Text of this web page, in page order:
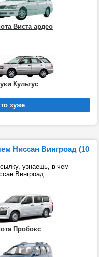
Виста ардео
Культус
Ниссан Вингроад (10
узнаешь, в чем
Вингроад.
Пробокс